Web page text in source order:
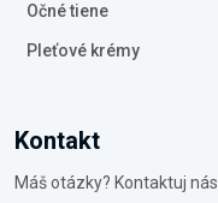
Očné tiene
Pleťové krémy
Kontakt
Máš otázky? Kontaktuj nás